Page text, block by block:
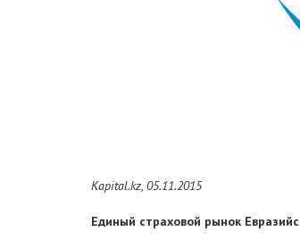
Kapital.kz, 05.11.2015
Единый страховой рынок